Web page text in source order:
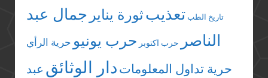
تاريخ الطب تعذيبثورة يناير جمال عبد
الناصر
حرب اكتوبر حرب يونيو حرية الرأي
حرية تداول المعلومات دار الوثائق عبد